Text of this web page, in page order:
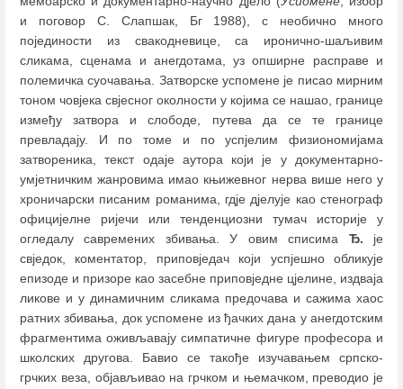
и поговор С. Слапшак, Бг 1988), с необично много
појединости из свакодневице, са иронично-шаљивим
сликама, сценама и анегдотама, уз опширне расправе и
полемичка суочавања. Затворске успомене је писао мирним
тоном човјека свјесног околности у којима се нашао, границе
између затвора и слободе, путева да се те границе
превладају. И по томе и по успјелим физиономијама
затвореника, текст одаје аутора који је у документарно-
умјетничким жанровима имао књижевног нерва више него у
хроничарски писаним романима, гдје дјелује као стенограф
официјелне ријечи или тенденциозни тумач историје у
огледалу савремених збивања. У овим списима Ђ. је
свједок, коментатор, приповједач који успјешно обликује
епизоде и призоре као засебне приповједне цјелине, издваја
ликове и у динамичним сликама предочава и сажима хаос
ратних збивања, док успомене из ђачких дана у анегдотским
фрагментима оживљавају симпатичне фигуре професора и
школских другова. Бавио се такође изучавањем српско-
грчких веза, објављивао на грчком и њемачком, преводио је